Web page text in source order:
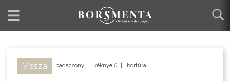
Vissza badacsony kéknyelű bortúra